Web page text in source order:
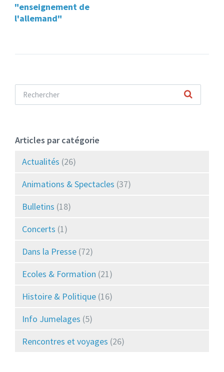
"enseignement de
l'allemand"
Articles par catégorie
Actualités (26)
Animations & Spectacles (37)
Bulletins (18)
Concerts (1)
Dans la Presse (72)
Ecoles & Formation (21)
Histoire & Politique (16)
Info Jumelages (5)
Rencontres et voyages (26)